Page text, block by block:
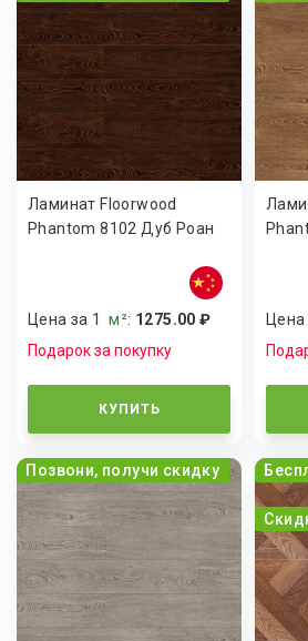
Ламинат Floorwood
Phantom 8102 Дуб Роан
Цена за 1м²: 1275.00 ₽
Подарок за покупку
КУПИТЬ
Позвони, получи скидку